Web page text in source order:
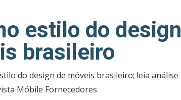
estilo do design
brasileiro
do design de móveis brasileiro; leia análise
Móbile Fornecedores